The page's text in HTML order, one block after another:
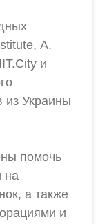
А.
и
из Украины
помочь
на
а также
и